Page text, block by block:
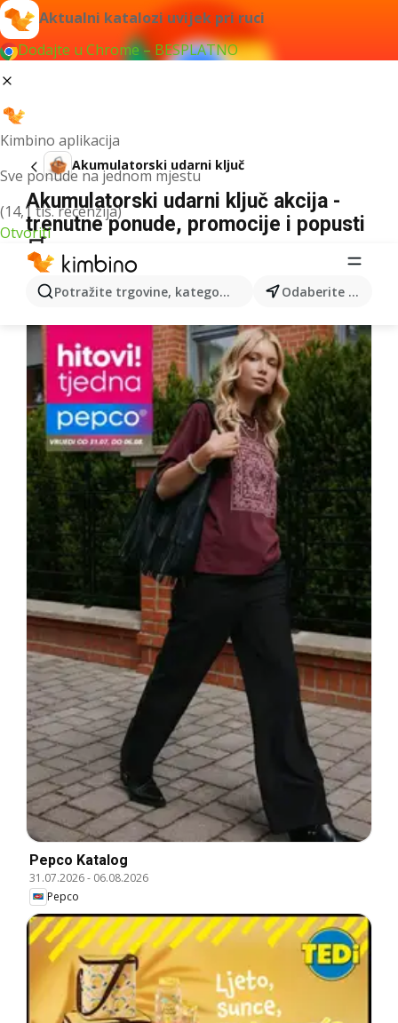
Aktualni katalozi uvijek pri ruci
Dodajte u Chrome – BESPLATNO
Kimbino aplikacija
Sve ponude na jednom mjestu
(14,1 tis. recenzija)
Otvoriti
Potražite trgovine, kategorije, proizvode... Odaberite grad
Akumulatorski udarni ključ
Akumulatorski udarni ključ akcija -
trenutne ponude, promocije i popusti
🛒
Nismo pronašli rezultate za taj izraz.
Više kataloga iz kategorije
Pepco Katalog
31.07.2026- 06.08.2026
Pepco